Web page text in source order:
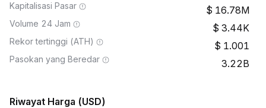
Kapitalisasi Pasar 16.78M
Volume 24 Jam 3.44K
Rekor tertinggi (ATH) 1.001
Pasokan yang Beredar 3.22B
Riwayat Harga (USD)